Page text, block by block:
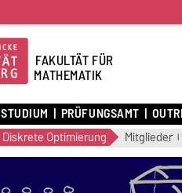
FAKULTÄT FÜR
MATHEMATIK
STUDIUM PRÜFUNGSAMT
Diskrete Optimierung Mitglieder